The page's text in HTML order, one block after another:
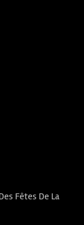
Fêtes De La